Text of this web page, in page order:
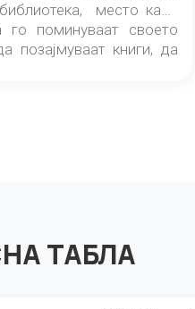
место каде
поминуваат своето
позајмуваат книги, да
ТАБЛА